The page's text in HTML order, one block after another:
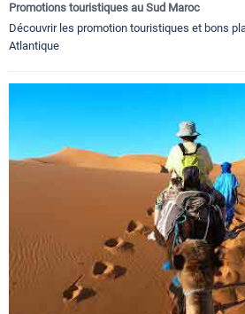
Promotions touristiques au Sud Maroc
Découvrir les promotion touristiques et bons
Atlantique